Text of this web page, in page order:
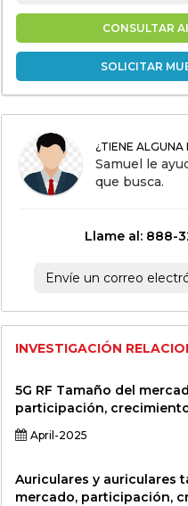
CONSULTAR
SOLICITAR
¿TIENE ALGUNA
Samuel le
que busca.
Llame al: 888-
Envíe un correo
INVESTIGACIÓN
5G RF Tamaño del
participación,
industria, por
de potencia,
banda de frecuencia (sub-
por aplicación
April-2025
Auriculares y auriculares
mercado, participación,